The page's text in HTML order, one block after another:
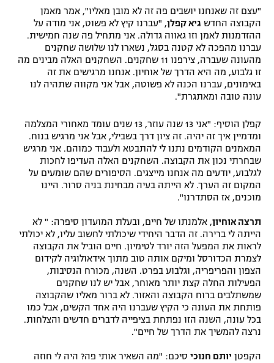
תנאי שימוש
מדיניות פרטיות
רשיון להקרנה פומבית לבית עסק
הצטרפות לחבילת הערוצים
לוח דרושים – ג'ובנט
תגיות
המגזין
ספורט אתגרי ואקסטרים
אומנויות לחימה
גיימינג E-Sports
"עצם זה שאנחנו יושבים פה זה לא מובן מאליו", אמר מאמן
הקבוצה החדש גיא קפלן, "עברנו קיץ לא פשוט, אני מודה על
ההזדמנות לאמן וזו גאווה גדולה. אני מתחיל פה שנה חמישית.
עברנו מהפכה לא קטנה בסגל, נשארו לנו שלושה שחקנים
מהעונה שעברה, צירפנו 11 שחקנים. השחקנים האלה מבינים מה
זו גלבוע, מה היא הדרך של אוחיון. אנחנו מרגישים את זה
באימונים, עברנו הכנה לא פשוטה, אבל אני מקווה שתהיה לנו
עונה טובה ומאתגרת".
קפלן הוסיף: "אני 13 שנה עוזר, 13 שנים עומד מאחורי המצלמה
ומדמיין איך זה יהיה. זה ציון דרך בשבילי, אבל אני מרגיש בנוח.
המאמנים הקודמים נתנו לי להתבטא ולעבוד כמוהם. אני מרגיש
שבחרתי נכון את הקבוצה. השחקנים האלה העדיפו לחכות
לגלבוע, יודעים מה אנחנו מייצגים. הסיפורים שהם שומעים על
המקום זה הערך. לא הייתה בעיה מבחינת בניה סרור. היינו
מוכנים, אז הסתדרנו".
תרצה אוחיון, אלמנתו של חיים, ובעלת המועדון סיפרה: " לא
הייתה לי ברירה. זה הדבר היחידי שיכולתי לחשוב עליו, לא יכולתי
לראות את המפעל הזה יורד לטימיון. חיים הוביל את הקבוצה
לצמרת הכדורסל ומיקם אותה טוב מתוך אידאולוגיה לקידום
הצפון והפריפריה, וגלבוע בפרט. השנה, מכורח הנסיבות,
הפעילות החלה קצת יותר מאוחר, אבל יש לנו שחקנים
שמשתלבים ברוח הקבוצה והאזור. לא ברור מאליו שהקבוצה
פותחת את העונה כי הקיץ שעברנו היה אחד הקשים, אבל כמו
בכל עונה, השנה הזו נפתחת בציפייה לדברים חדשים והצלחות.
נרצה להמשיך את הדרך של חיים".
הקפטן יותם חנוכי סיכם: "מה השאיר אותי פה? היה לי חוזה